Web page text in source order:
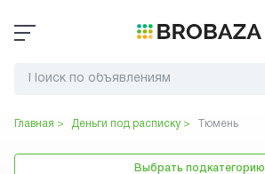
Главная > Деньги под расписку > Тюмень
Выбрать подкатегорию